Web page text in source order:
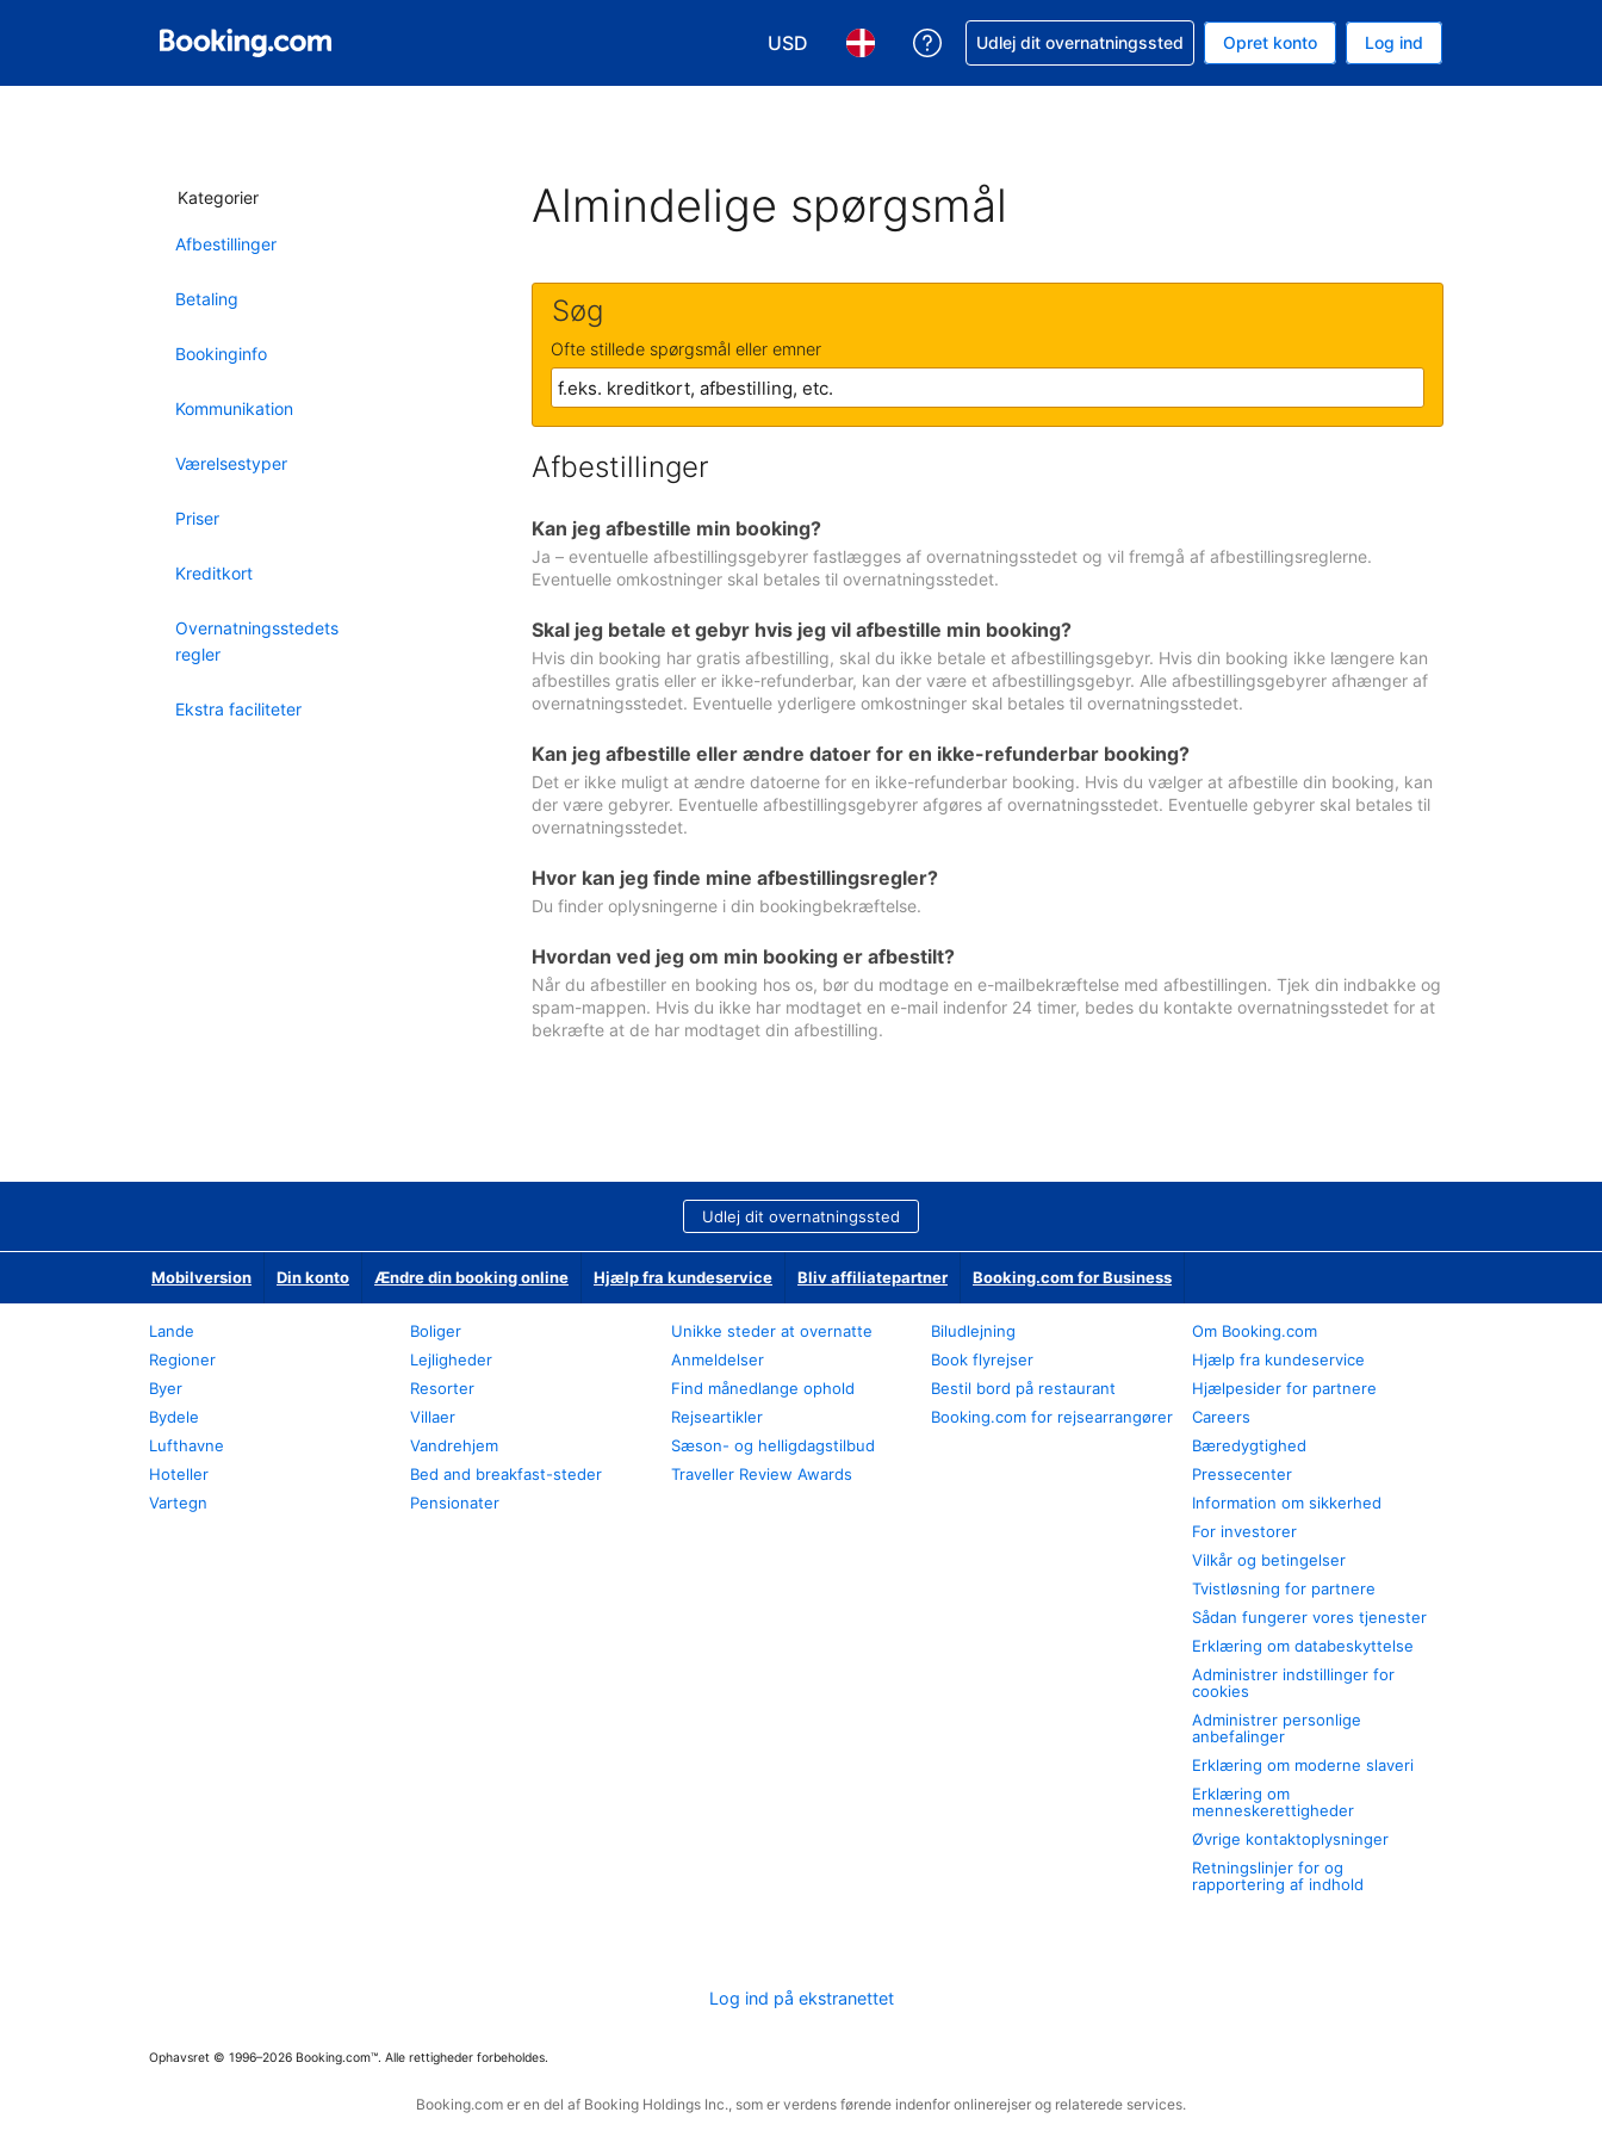
USD
Vælg valuta. Din nuværende valuta er Amerikanske dollar
Vælg sprog. Dit nuværende sprog er Dansk
Få hjælp til en booking
Udlej dit overnatningssted Opret konto Log ind
Kategorier
Afbestillinger
Betaling
Bookinginfo
Kommunikation
Værelsestyper
Priser
Kreditkort
Overnatningsstedets
regler
Ekstra faciliteter
Almindelige spørgsmål
Søg
Ofte stillede spørgsmål eller emner
Afbestillinger
Kan jeg afbestille min booking?
Ja – eventuelle afbestillingsgebyrer fastlægges af overnatningsstedet og vil fremgå af afbestillingsreglerne.
Eventuelle omkostninger skal betales til overnatningsstedet.
Skal jeg betale et gebyr hvis jeg vil afbestille min booking?
Hvis din booking har gratis afbestilling, skal du ikke betale et afbestillingsgebyr. Hvis din booking ikke længere kan
afbestilles gratis eller er ikke-refunderbar, kan der være et afbestillingsgebyr. Alle afbestillingsgebyrer afhænger af
overnatningsstedet. Eventuelle yderligere omkostninger skal betales til overnatningsstedet.
Kan jeg afbestille eller ændre datoer for en ikke-refunderbar booking?
Det er ikke muligt at ændre datoerne for en ikke-refunderbar booking. Hvis du vælger at afbestille din booking, kan
der være gebyrer. Eventuelle afbestillingsgebyrer afgøres af overnatningsstedet. Eventuelle gebyrer skal betales til
overnatningsstedet.
Hvor kan jeg finde mine afbestillingsregler?
Du finder oplysningerne i din bookingbekræftelse.
Hvordan ved jeg om min booking er afbestilt?
Når du afbestiller en booking hos os, bør du modtage en e-mailbekræftelse med afbestillingen. Tjek din indbakke og
spam-mappen. Hvis du ikke har modtaget en e-mail indenfor 24 timer, bedes du kontakte overnatningsstedet for at
bekræfte at de har modtaget din afbestilling.
Udlej dit overnatningssted
Mobilversion Din konto Ændre din booking online Hjælp fra kundeservice Bliv affiliatepartner Booking.com for Business
Lande
Regioner
Byer
Bydele
Lufthavne
Hoteller
Vartegn
Boliger
Lejligheder
Resorter
Villaer
Vandrehjem
Bed and breakfast-steder
Pensionater
Unikke steder at overnatte
Anmeldelser
Find månedlange ophold
Rejseartikler
Sæson- og helligdagstilbud
Traveller Review Awards
Biludlejning
Book flyrejser
Bestil bord på restaurant
Booking.com for rejsearrangører
Om Booking.com
Hjælp fra kundeservice
Hjælpesider for partnere
Careers
Bæredygtighed
Pressecenter
Information om sikkerhed
For investorer
Vilkår og betingelser
Tvistløsning for partnere
Sådan fungerer vores tjenester
Erklæring om databeskyttelse
Administrer indstillinger for
cookies
Administrer personlige
anbefalinger
Erklæring om moderne slaveri
Erklæring om
menneskerettigheder
Øvrige kontaktoplysninger
Retningslinjer for og
rapportering af indhold
Log ind på ekstranettet
Ophavsret © 1996–2026 Booking.com™. Alle rettigheder forbeholdes.
Booking.com er en del af Booking Holdings Inc., som er verdens førende indenfor onlinerejser og relaterede services.